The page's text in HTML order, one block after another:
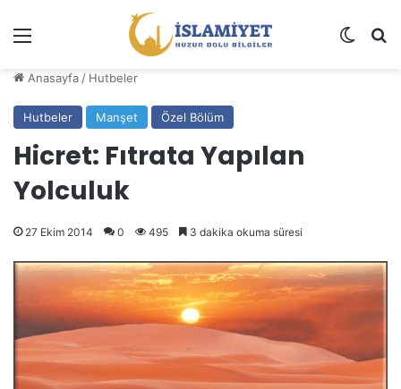
Dış
Anasayfa / Hutbeler
Hutbeler Manşet Özel Bölüm
Hicret: Fıtrata Yapılan
Yolculuk
27 Ekim 2014 0 495 3 dakika okuma süresi